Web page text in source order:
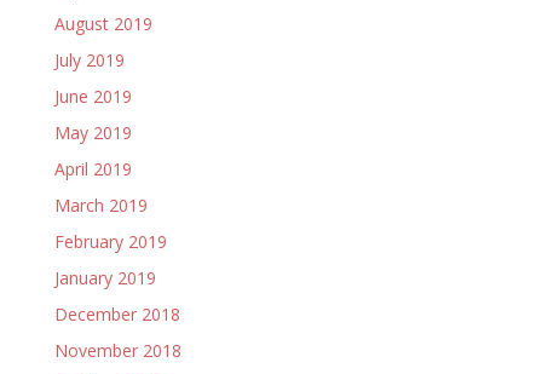
August 2019
July 2019
June 2019
May 2019
April 2019
March 2019
February 2019
January 2019
December 2018
November 2018